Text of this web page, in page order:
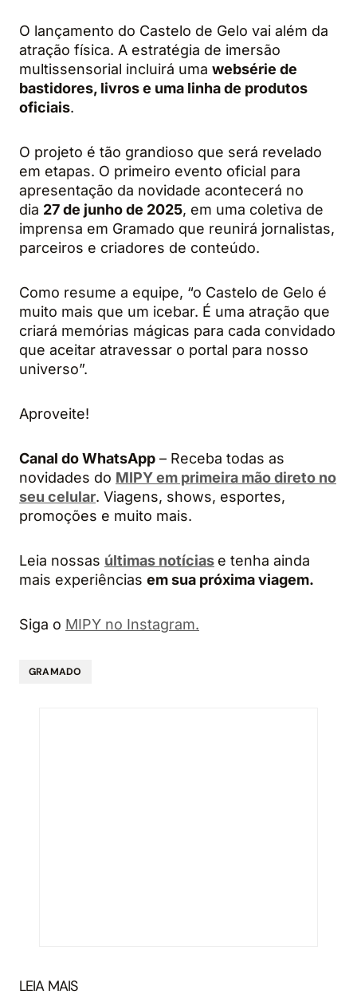
O lançamento do Castelo de Gelo vai além da
atração física. A estratégia de imersão
multissensorial incluirá uma websérie de
bastidores, livros e uma linha de produtos
oficiais.
O projeto é tão grandioso que será revelado
em etapas. O primeiro evento oficial para
apresentação da novidade acontecerá no
dia 27 de junho de 2025, em uma coletiva de
imprensa em Gramado que reunirá jornalistas,
parceiros e criadores de conteúdo.
Como resume a equipe, “o Castelo de Gelo é
muito mais que um icebar. É uma atração que
criará memórias mágicas para cada convidado
que aceitar atravessar o portal para nosso
universo”.
Aproveite!
Canal do WhatsApp – Receba todas as
novidades do MIPY em primeira mão direto no
seu celular. Viagens, shows, esportes,
promoções e muito mais.
Leia nossas últimas notícias e tenha ainda
mais experiências em sua próxima viagem.
Siga o MIPY no Instagram.
GRAMADO
LEIA MAIS